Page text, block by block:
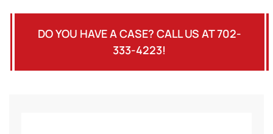
DO YOU HAVE A CASE? CALL US AT 702-
333-4223!